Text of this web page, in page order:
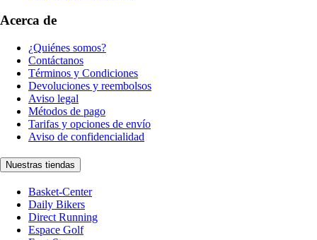
Acerca de
¿Quiénes somos?
Contáctanos
Términos y Condiciones
Devoluciones y reembolsos
Aviso legal
Métodos de pago
Tarifas y opciones de envío
Aviso de confidencialidad
Nuestras tiendas
Basket-Center
Daily Bikers
Direct Running
Espace Golf